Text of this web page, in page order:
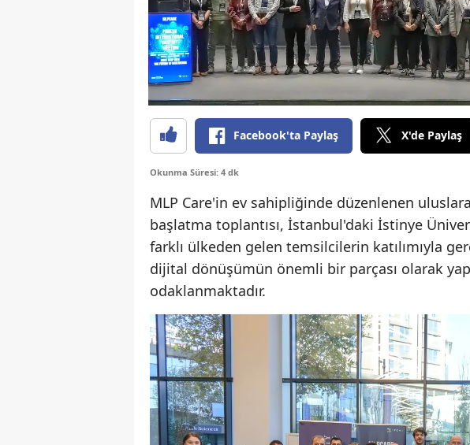
Facebook'ta Paylaş X'de Paylaş
Okunma Süresi: 4 dk
MLP Care'in ev sahipliğinde düzenlenen
başlatma toplantısı, İstanbul'daki İstinye
farklı ülkeden gelen temsilcilerin katılımıyla
dijital dönüşümün önemli bir parçası olarak
odaklanmaktadır.